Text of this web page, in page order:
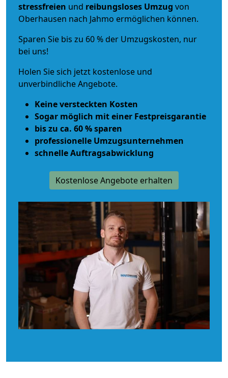
stressfreien und reibungsloses Umzug von
Oberhausen nach Jahmo ermöglichen können.
Sparen Sie bis zu 60 % der Umzugskosten, nur
bei uns!
Holen Sie sich jetzt kostenlose und
unverbindliche Angebote.
Keine versteckten Kosten
Sogar möglich mit einer Festpreisgarantie
bis zu ca. 60 % sparen
professionelle Umzugsunternehmen
schnelle Auftragsabwicklung
Kostenlose Angebote erhalten